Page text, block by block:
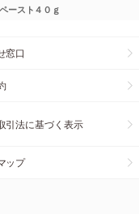
スト４０ｇ
窓口
引法に基づく表示
ップ